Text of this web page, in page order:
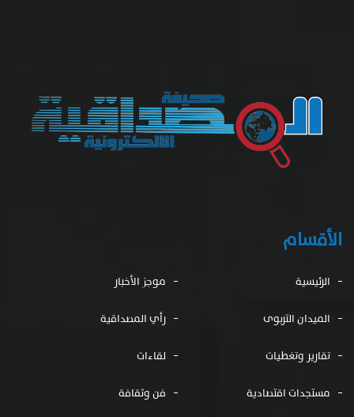
الأقسام
الرئيسية موجز الأخبار
الميدان التربوى رأي المصداقية
تقارير وتغطيات لقاءات
مستجدات اقتصادية فن وثقافة